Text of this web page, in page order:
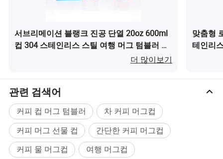
서브리메이션 블랭크 진공 단열 20oz 600ml
컵 304 스테인리스 스틸 여행 머그 텀블러 뚜
껑 및 빨대 포함이(가) 무엇인가요?더 많이보기
맞춤형
테인리
관련 검색어
커피 컵 머그 텀블러
차 커피 머그컵
커피 머그 선물 컵
간단한 커피 머그컵
커피 물 머그컵
여행 머그컵